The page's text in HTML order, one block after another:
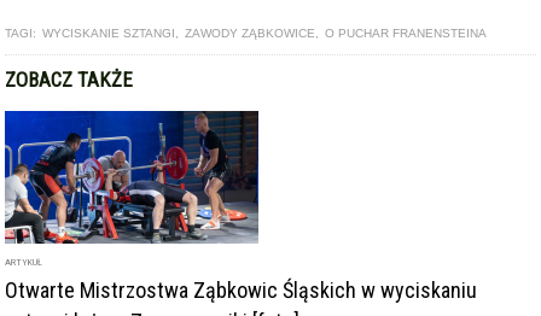
TAGI: WYCISKANIE SZTANGI ZAWODY ZĄBKOWICE O PUCHAR FRANENSTEINA
ZOBACZ TAKŻE
ARTYKUŁ
Otwarte Mistrzostwa Ząbkowic Śląskich w wyciskaniu